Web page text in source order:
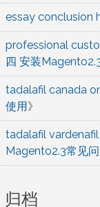
essay conclusion
professional
四 安装
tadalafil canada
使用》
tadalafil vardenafil
Magento2.3常见
归档